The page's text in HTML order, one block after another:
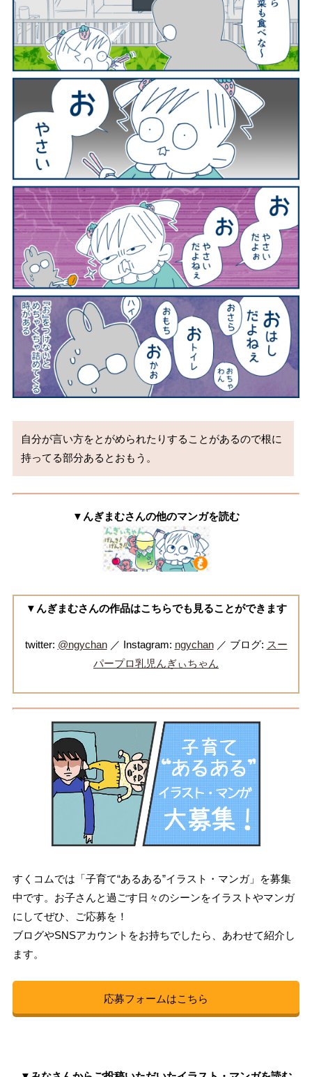
自分が言い方をとがめられたりすることがあるので根に
▼んぎまむさんの他のマンガを読む
▼んぎまむさんの作品はこちらでも見ることができます
twitter: @ngychan／ Instagram: ngychan／ ブログ: スー
パープロ乳児んぎぃちゃん
すくコムでは「子育て“あるある”イラスト・マンガ」を募集
中です。お子さんと過ごす日々のシーンをイラストやマンガ
にしてぜひ、ご応募を！
ブログやSNSアカウントをお持ちでしたら、あわせて紹介し
ます。
応募フォームはこちら